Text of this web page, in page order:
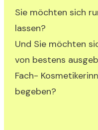
Sie möchten sich
lassen?
Und Sie möchten
von bestens
Fach-
begeben?